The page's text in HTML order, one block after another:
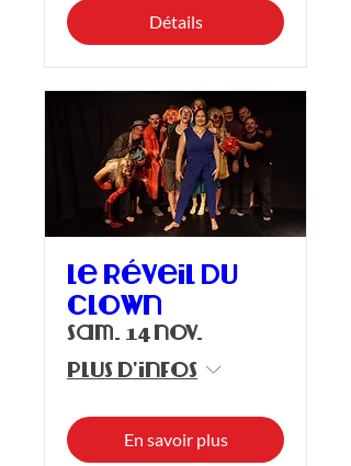
Détails
Le réveil du
clown
sam. 14 nov.
Plus d'infos
En savoir plus